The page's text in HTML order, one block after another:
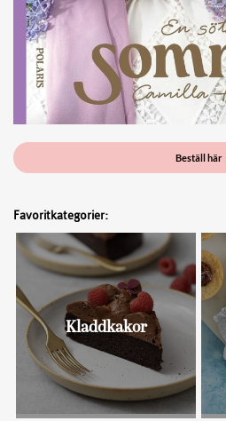
Beställ här
Favoritkategorier:
Kladdkakor